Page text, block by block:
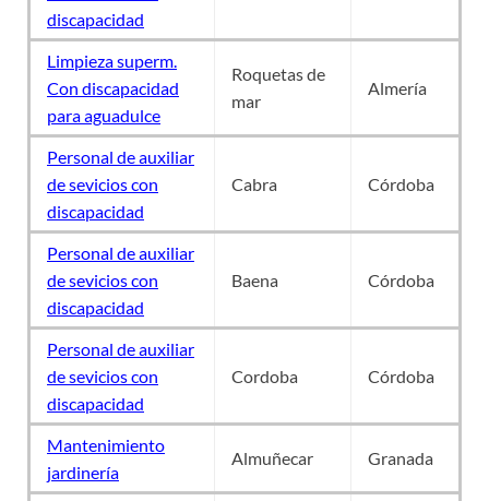
discapacidad
Limpieza superm.
Con discapacidad
para aguadulce
Roquetas de
mar
Almería
Personal de auxiliar
de sevicios con
discapacidad
Cabra Córdoba
Personal de auxiliar
de sevicios con
discapacidad
Baena Córdoba
Personal de auxiliar
de sevicios con
discapacidad
Cordoba Córdoba
Mantenimiento
jardinería
Almuñecar Granada